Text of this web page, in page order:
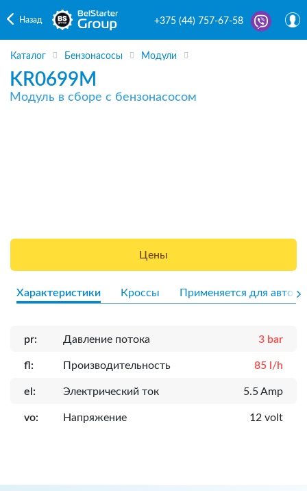
Назад +375 (44) 757-67-58
Каталог Бензонасосы Модули
KR0699M
Модуль в сборе с бензонасосом
Цены
Характеристики Кроссы Применяется для авто
pr: Давление потока 3 bar
fl: Производительность 85 l/h
el: Электрический ток 5.5 Amp
vo: Напряжение 12 volt